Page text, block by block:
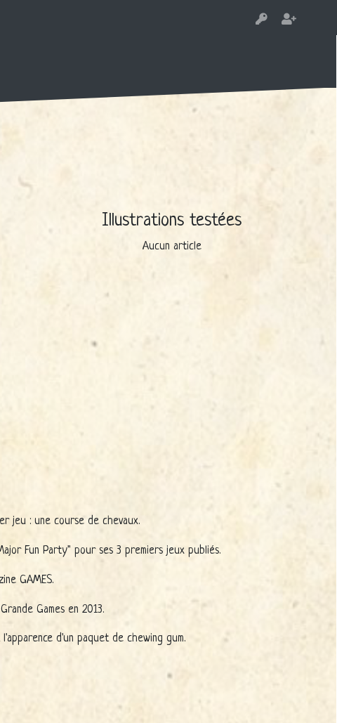
Illustrations testées
Aucun article
jeu : une course de chevaux.
Fun Party" pour ses 3 premiers jeux publiés.
GAMES.
Games en 2013.
d'un paquet de chewing gum.